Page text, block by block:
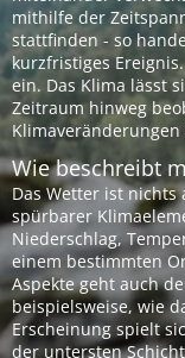
mithilfe der
stattfinden - so
kurzfristiges
ein. Das Klima lässt
Zeitraum hinweg
Wie beschreibt
Das Wetter ist nichts
spürbarer
Niederschlag,
einem bestimmten
Aspekte geht auch
beispielsweise, wie
Erscheinung spielt
der untersten